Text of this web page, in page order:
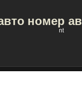
номер
nt